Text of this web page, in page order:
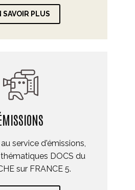
SAVOIR PLUS
service d'émissions,
DOCS du
sur FRANCE 5.